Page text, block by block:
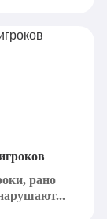
рано